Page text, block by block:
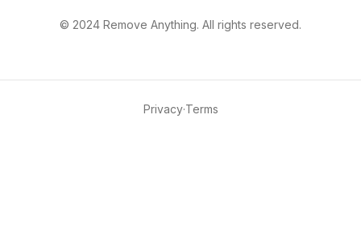
© 2024 Remove Anything. All rights reserved.
Privacy·Terms